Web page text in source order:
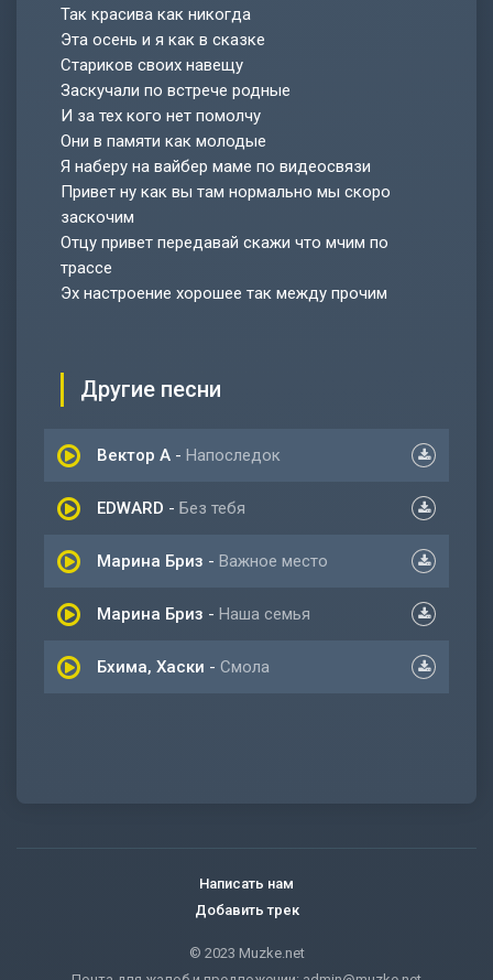
Так красива как никогда
Эта осень и я как в сказке
Стариков своих навещу
Заскучали по встрече родные
И за тех кого нет помолчу
Они в памяти как молодые
Я наберу на вайбер маме по видеосвязи
Привет ну как вы там нормально мы скоро
заскочим
Отцу привет передавай скажи что мчим по
трассе
Эх настроение хорошее так между прочим
Другие песни
Вектор А - Напоследок
EDWARD - Без тебя
Марина Бриз - Важное место
Марина Бриз - Наша семья
Бхима, Хаски - Смола
Написать нам
Добавить трек
© 2023 Muzke.net